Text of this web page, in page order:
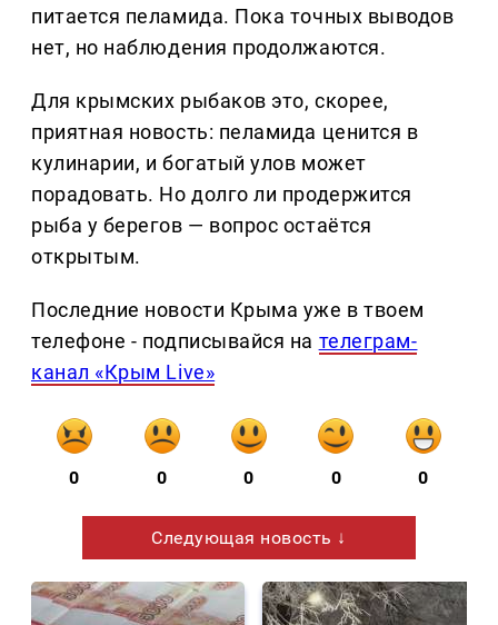
питается пеламида. Пока точных выводов
нет, но наблюдения продолжаются.
Для крымских рыбаков это, скорее,
приятная новость: пеламида ценится в
кулинарии, и богатый улов может
порадовать. Но долго ли продержится
рыба у берегов — вопрос остаётся
открытым.
Последние новости Крыма уже в твоем
телефоне - подписывайся на телеграм-
канал «Крым Live»
0 0 0 0 0
Следующая новость ↓